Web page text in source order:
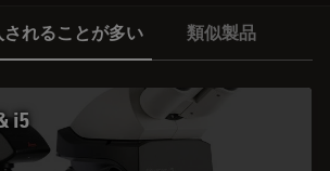
れることが多い 類似製品
i5